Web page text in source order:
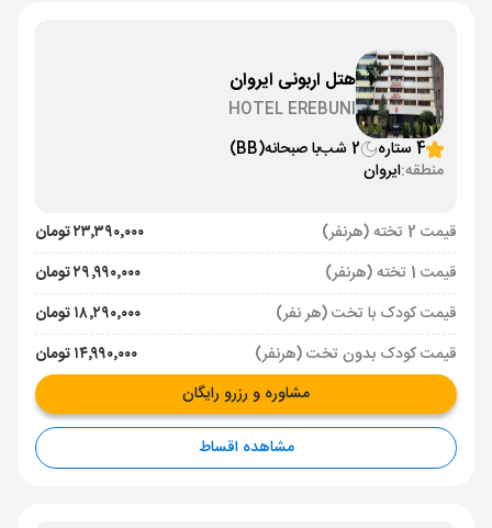
هتل اربونی ایروان
HOTEL EREBUNI
4 ستاره
2 شب با صبحانه(BB)
منطقه:ایروان
قیمت 2 تخته (هرنفر)
۲۳٬۳۹۰٬۰۰۰ تومان
قیمت 1 تخته (هرنفر)
۲۹٬۹۹۰٬۰۰۰ تومان
قیمت کودک با تخت (هر نفر)
۱۸٬۲۹۰٬۰۰۰ تومان
قیمت کودک بدون تخت (هرنفر)
۱۴٬۹۹۰٬۰۰۰ تومان
مشاوره و رزرو رایگان
مشاهده اقساط